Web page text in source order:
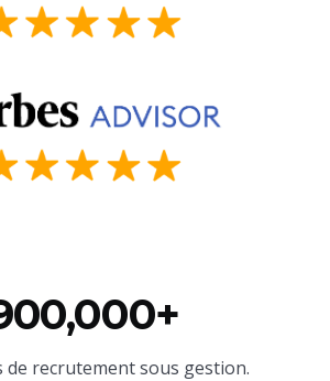
de recrutement sous gestion.